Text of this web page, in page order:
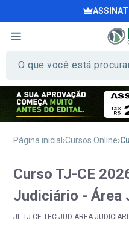
Página inicial Cursos Online
Curso TJ-CE
Judiciário - Área
JL-TJ-CE-TEC-JUD-AREA-